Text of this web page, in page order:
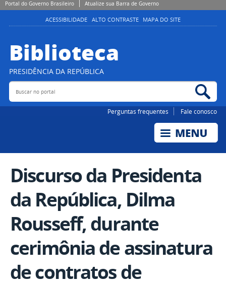
Portal do Governo Brasileiro Atualize sua Barra de Governo
ACESSIBILIDADE ALTO CONTRASTE MAPA DO SITE
Biblioteca
PRESIDÊNCIA DA REPÚBLICA
Buscar no portal
Perguntas frequentes Fale conosco
Discurso da Presidenta
da República, Dilma
Rousseff, durante
cerimônia de assinatura
de contratos de